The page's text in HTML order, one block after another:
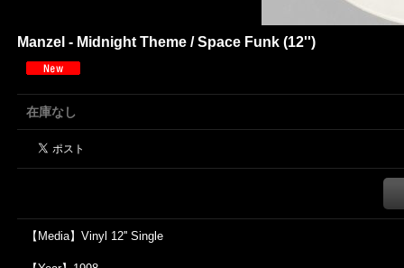
Manzel - Midnight Theme / Space Funk (12'')
在庫なし
【Media】Vinyl 12'' Single